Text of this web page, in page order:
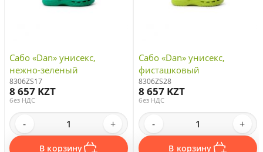
Сабо «Dan» унисекс,
нежно-зеленый
8306ZS17
8 657 KZT
без НДС
- +
В корзину
Сабо «Dan» унисекс,
фисташковый
8306ZS28
8 657 KZT
без НДС
- +
В корзину